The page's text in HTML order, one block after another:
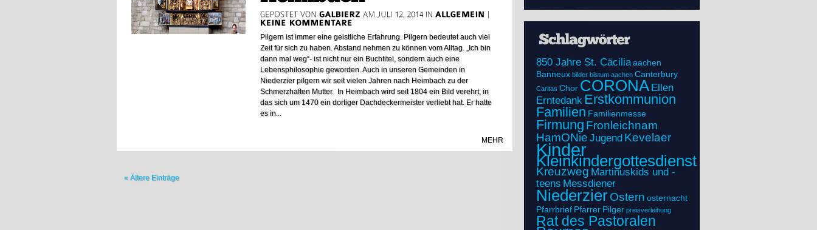
Pilgern ist immer eine geistliche Erfahrung. Pilgern bedeutet auch viel
Zeit für sich zu haben. Abstand nehmen zu können vom Alltag. „Ich bin
dann mal weg“- ist nicht nur ein Buchtitel, sondern auch eine
Lebensphilosophie geworden. Auch in unseren Gemeinden in
Niederzier pilgern wir seit vielen Jahren nach Heimbach zu der
Schmerzhaften Mutter. In Heimbach wird seit 1804 ein Bild verehrt, in
das sich um 1470 ein dortiger Dachdeckermeister verliebt hat. Er hatte
es in...
MEHR
« Ältere Einträge
850 Jahre St. Cäciliaaachen
Banneux bilder bistum aachen Canterbury
Caritas Chor CORONA Ellen
Erntedank Erstkommunion
Familien Familienmesse
Firmung Fronleichnam
HamONie Jugend Kevelaer
Kinder
Kleinkindergottesdienst
Kreuzweg Martinuskids und -
teens Messdiener
NiederzierOstern osternacht
Pfarrbrief Pfarrer Pilger preisverleihung
Rat des Pastoralen